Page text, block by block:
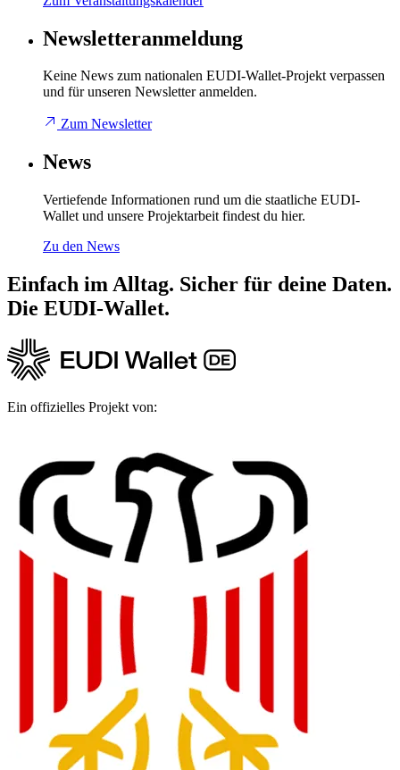
Newsletteranmeldung
Keine News zum nationalen EUDI-Wallet-Projekt verpassen
und für unseren Newsletter anmelden.
Zum Newsletter
News
Vertiefende Informationen rund um die staatliche EUDI-
Wallet und unsere Projektarbeit findest du hier.
Zu den News
Einfach im Alltag. Sicher für deine Daten.
Die EUDI‑Wallet.
Ein offizielles Projekt von: